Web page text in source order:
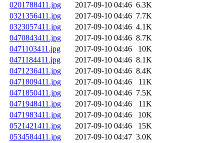
0201788411.jpg
2017-09-10 04:46 6.3K
0321356411.jpg
2017-09-10 04:46 7.7K
0323057411.jpg
2017-09-10 04:46 4.1K
0470843411.jpg
2017-09-10 04:46 8.7K
0471103411.jpg
2017-09-10 04:46
10K
0471184411.jpg
2017-09-10 04:46 8.1K
0471236411.jpg
2017-09-10 04:46 8.4K
0471809411.jpg
2017-09-10 04:46
11K
0471850411.jpg
2017-09-10 04:46 7.5K
0471948411.jpg
2017-09-10 04:46
11K
0471983411.jpg
2017-09-10 04:46
10K
0521421411.jpg
2017-09-10 04:46
15K
0534584411.jpg
2017-09-10 04:47 3.0K